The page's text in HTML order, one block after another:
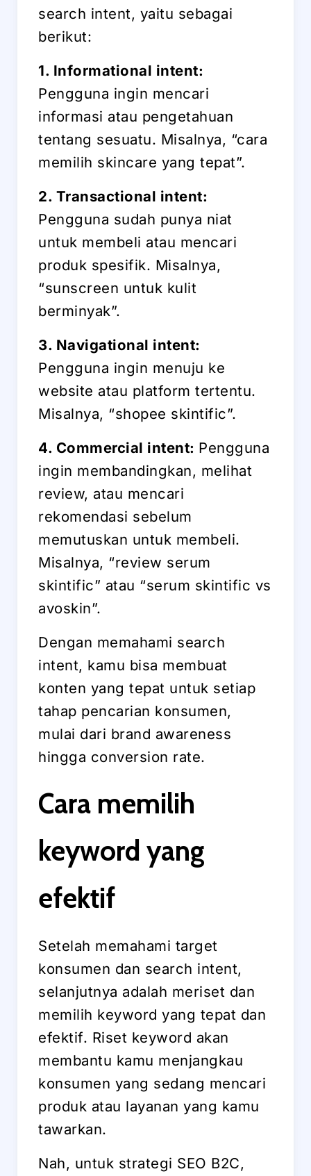
search intent, yaitu sebagai
berikut:
1. Informational intent:
Pengguna ingin mencari
informasi atau pengetahuan
tentang sesuatu. Misalnya, “cara
memilih skincare yang tepat”.
2. Transactional intent:
Pengguna sudah punya niat
untuk membeli atau mencari
produk spesifik. Misalnya,
“sunscreen untuk kulit
berminyak”.
3. Navigational intent:
Pengguna ingin menuju ke
website atau platform tertentu.
Misalnya, “shopee skintific”.
4. Commercial intent: Pengguna
ingin membandingkan, melihat
review, atau mencari
rekomendasi sebelum
memutuskan untuk membeli.
Misalnya, “review serum
skintific” atau “serum skintific vs
avoskin”.
Dengan memahami search
intent, kamu bisa membuat
konten yang tepat untuk setiap
tahap pencarian konsumen,
mulai dari brand awareness
hingga conversion rate.
Cara memilih
keyword yang
efektif
Setelah memahami target
konsumen dan search intent,
selanjutnya adalah meriset dan
memilih keyword yang tepat dan
efektif. Riset keyword akan
membantu kamu menjangkau
konsumen yang sedang mencari
produk atau layanan yang kamu
tawarkan.
Nah, untuk strategi SEO B2C,